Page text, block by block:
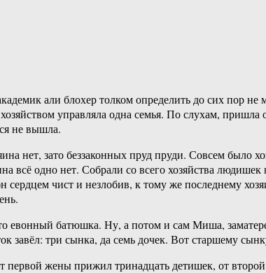
али блохер толком определить до сих пор не
управляла одна семья. По слухам,
не вышла.
нет, зато беззаконных пруд пруди. Совсем
всё одно нет. Собрали со всего хозяйства
чист и незлобив, к тому же последнему
евонный батюшка. Ну, а потом и сам Миша,
завёл: три сынка, да семь дочек. Вот старшему
жены прижил тринадцать детишек, от